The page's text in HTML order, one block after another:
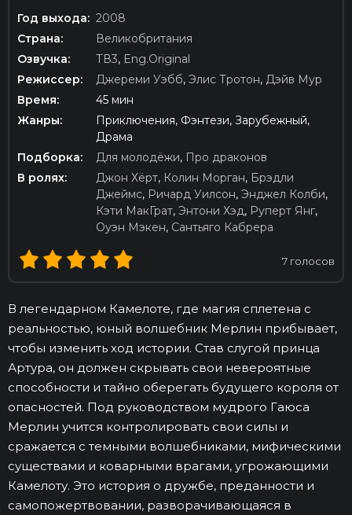
Год выхода: 2008
Страна:
Великобритания
Озвучка:
ТВ3, Eng.Original
Режиссер:
Джереми Уэбб, Элис Тротон, Дэйв Мур
Время:
45 мин
Жанры:
Приключения, Фэнтези, Зарубежный,
Драма
Подборка:
Для молодёжи, Про драконов
В ролях:
Джон Хёрт, Колин Морган, Брэдли
Джеймс, Ричард Уилсон, Энджел Колби,
Кэти МакГрат, Энтони Хэд, Руперт Янг,
Оуэн Мэкен, Сантьяго Кабрера
7 голосов
В легендарном Камелоте, где магия сплетена с
реальностью, юный волшебник Мерлин прибывает,
чтобы изменить ход истории. Став слугой принца
Артура, он должен скрывать свои невероятные
способности и тайно оберегать будущего короля от
опасностей. Под руководством мудрого Гаюса
Мерлин учится контролировать свои силы и
сражается с темными волшебниками, мифическими
существами и коварными врагами, угрожающими
Камелоту. Это история о дружбе, преданности и
самопожертвовании, разворачивающаяся в